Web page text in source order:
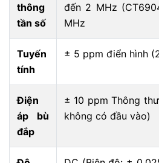
thông
tần số
đến 2 MHz
MHz
Tuyến
tính
± 5 ppm điển hình
Điện
áp bù
đắp
± 10 ppm Thông
không có đầu vào)